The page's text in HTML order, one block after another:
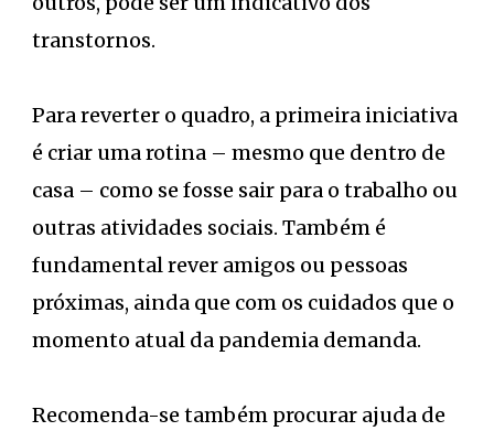
transtornos.
Para reverter o quadro, a primeira iniciativa
é criar uma rotina – mesmo que dentro de
casa – como se fosse sair para o trabalho ou
outras atividades sociais. Também é
fundamental rever amigos ou pessoas
próximas, ainda que com os cuidados que o
momento atual da pandemia demanda.
Recomenda-se também procurar ajuda de